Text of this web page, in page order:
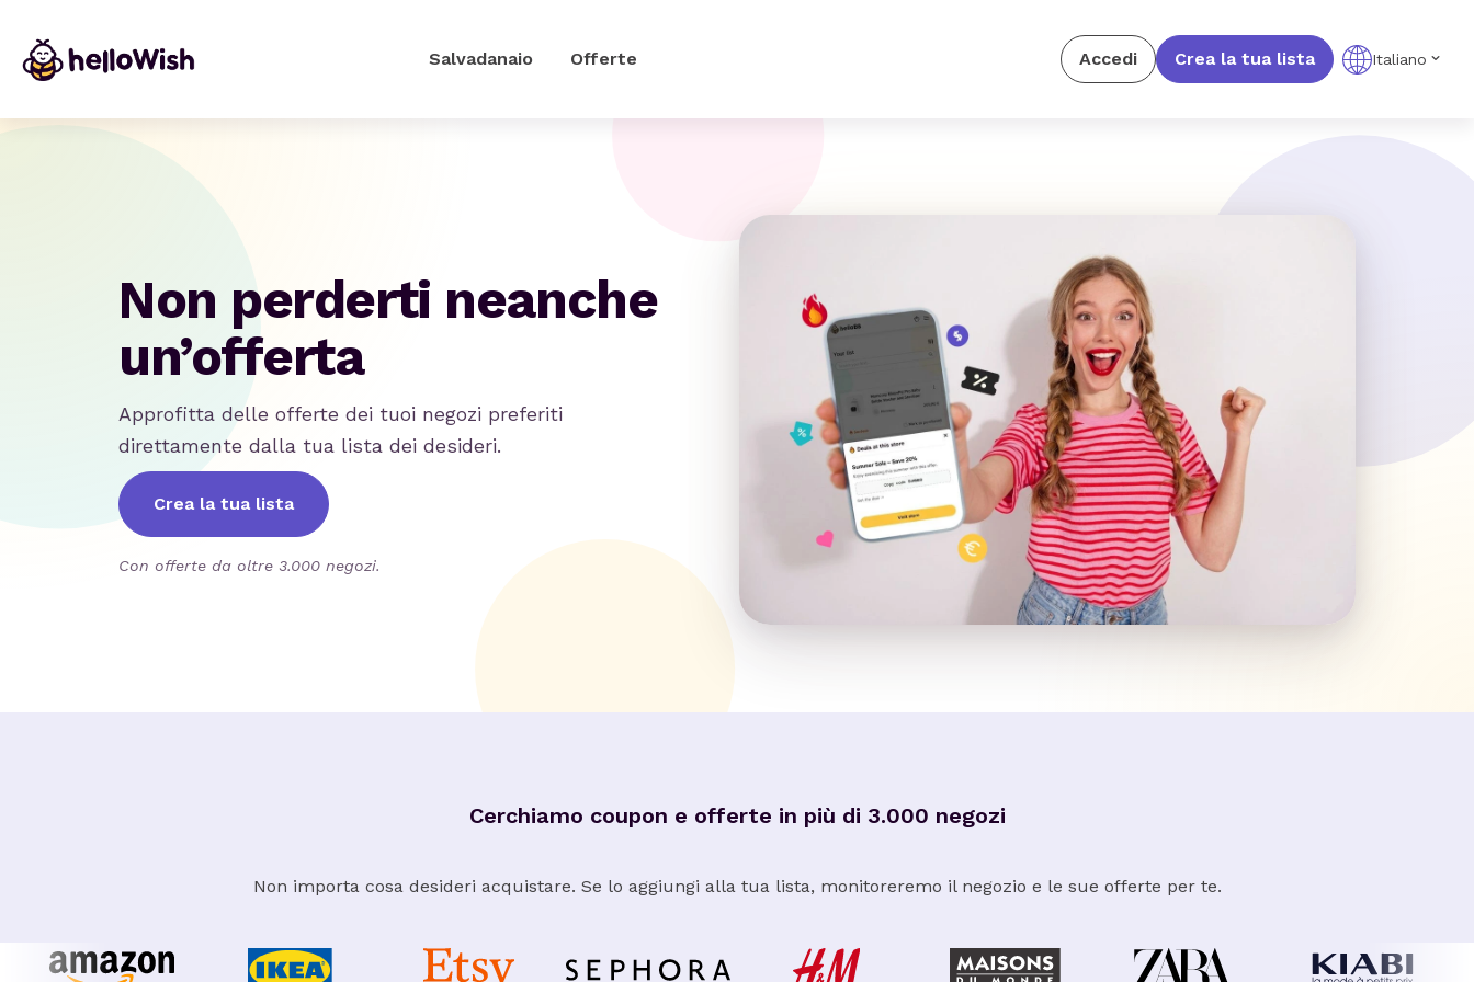
Salvadanaio Offerte Accedi Crea la tua lista Italiano
Non perderti neanche
un’offerta
Approfitta delle offerte dei tuoi negozi preferiti
direttamente dalla tua lista dei desideri.
Crea la tua lista
Con offerte da oltre 3.000 negozi.
Cerchiamo coupon e offerte in più di 3.000 negozi
Non importa cosa desideri acquistare. Se lo aggiungi alla tua lista, monitoreremo il negozio e le sue offerte per te.